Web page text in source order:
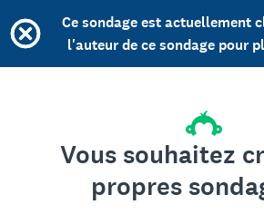
Ce sondage est actuellement
l'auteur de ce sondage pour
Vous souhaitez
propres